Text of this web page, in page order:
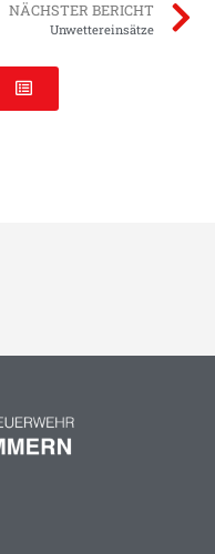
NÄCHSTER BERICHT
Unwettereinsätze